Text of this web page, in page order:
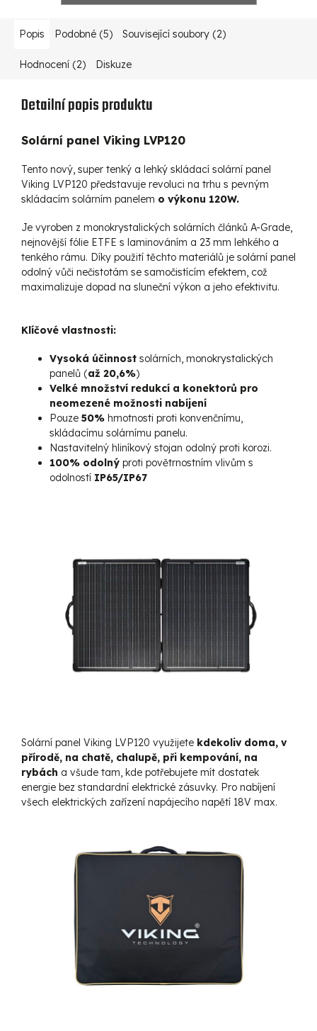
Popis Podobné (5) Související soubory (2)
Hodnocení (2) Diskuze
Detailní popis produktu
Solární panel Viking LVP120
Tento nový, super tenký a lehký skládací solární panel
Viking LVP120 představuje revoluci na trhu s pevným
skládacím solárním panelem o výkonu 120W.
Je vyroben z monokrystalických solárních článků A-Grade,
nejnovější fólie ETFE s laminováním a 23 mm lehkého a
tenkého rámu. Díky použití těchto materiálů je solární panel
odolný vůči nečistotám se samočistícím efektem, což
maximalizuje dopad na sluneční výkon a jeho efektivitu.
Klíčové vlastnosti:
Vysoká účinnost solárních, monokrystalických
panelů (až 20,6%)
Velké množství redukcí a konektorů pro
neomezené možnosti nabíjení
Pouze 50% hmotnosti proti konvenčnímu,
skládacímu solárnímu panelu.
Nastavitelný hliníkový stojan odolný proti korozi.
100% odolný proti povětrnostním vlivům s
odolností IP65/IP67
Solární panel Viking LVP120 využijete kdekoliv doma, v
přírodě, na chatě, chalupě, při kempování, na
rybách a všude tam, kde potřebujete mít dostatek
energie bez standardní elektrické zásuvky. Pro nabíjení
všech elektrických zařízení napájecího napětí 18V max.